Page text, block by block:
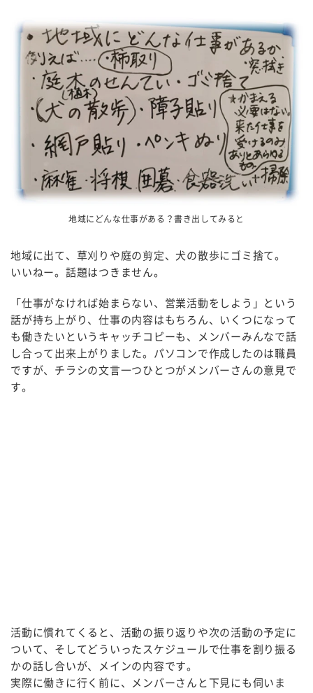
地域にどんな仕事がある？書き出してみると
地域に出て、草刈りや庭の剪定、犬の散歩にゴミ捨て。
いいねー。話題はつきません。
「仕事がなければ始まらない、営業活動をしよう」という
話が持ち上がり、仕事の内容はもちろん、いくつになって
も働きたいというキャッチコピーも、メンバーみんなで話
し合って出来上がりました。パソコンで作成したのは職員
ですが、チラシの文言一つひとつがメンバーさんの意見で
す。
活動に慣れてくると、活動の振り返りや次の活動の予定に
ついて、そしてどういったスケジュールで仕事を割り振る
かの話し合いが、メインの内容です。
実際に働きに行く前に、メンバーさんと下見にも伺いま